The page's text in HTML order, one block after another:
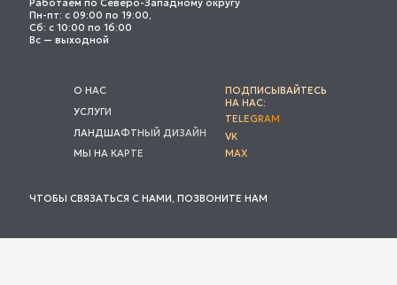
ПОДПИСЫВАЙТЕСЬ
НА НАС:
VK
MAX
TELEGRAM
МЫ НА КАРТЕ
ЛАНДШАФТНЫЙ ДИЗАЙН
УСЛУГИ
О НАС
Пн-пт: с 09:00 по 19:00,
Сб: с 10:00 по 16:00
Вс — выходной
ЧТОБЫ СВЯЗАТЬСЯ С НАМИ, ПОЗВОНИТЕ НАМ